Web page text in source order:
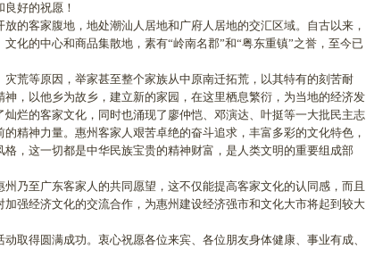
好的祝愿！
客家腹地，地处潮汕人居地和广府人居地的交汇区域。自古以来，
化的中心和商品集散地，素有“岭南名郡”和“粤东重镇”之誉，至今已
等原因，举家甚至整个家族从中原南迁拓荒，以其特有的刻苦耐
，以他乡为故乡，建立新的家园，在这里栖息繁衍，为当地的经济发
烂的客家文化，同时也涌现了廖仲恺、邓演达、叶挺等一大批民主志
精神力量。惠州客家人艰苦卓绝的奋斗追求，丰富多彩的文化特色，
，这一切都是中华民族宝贵的精神财富，是人类文明的重要组成部
至广东客家人的共同愿望，这不仅能提高客家文化的认同感，而且
强经济文化的交流合作，为惠州建设经济强市和文化大市将起到较大
取得圆满成功。衷心祝愿各位来宾、各位朋友身体健康、事业有成、